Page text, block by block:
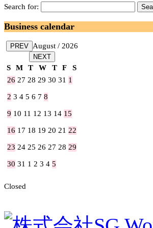
Search for:
Business calendar
PREV August / 2026
NEXT
S M T W T F
S
26 27 28 29 30 31 1
2 3 4 5 6 7 8
9 10 11 12 13 14 15
16 17 18 19 20 21 22
23 24 25 26 27 28 29
30 31 1 2 3 4 5
Closed